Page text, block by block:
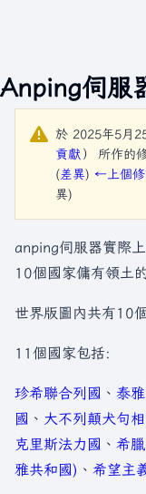
Anping伺服
於 2025年5月
貢獻 ）
所作的
(差異) ←上個
異)
anping伺服器實際
10個國家傭有領土
世界版圖內共有10
11個國家包括:
珍希聯合列國 、 泰
國 、 大不列顛犬句
克里斯法力國 、 希
雅共和國) 、 希望主